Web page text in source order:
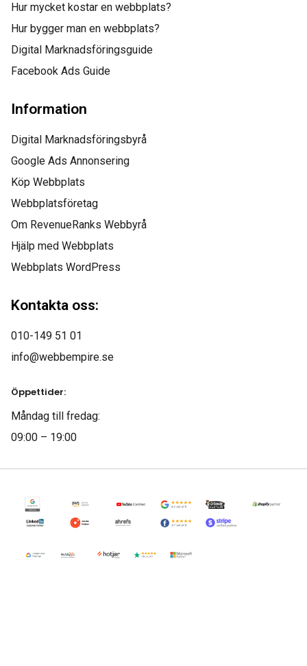
Hur mycket kostar en webbplats?
Hur bygger man en webbplats?
Digital Marknadsföringsguide
Facebook Ads Guide
Information
Digital Marknadsföringsbyrå
Google Ads Annonsering
Köp Webbplats
Webbplatsföretag
Om RevenueRanks Webbyrå
Hjälp med Webbplats
Webbplats WordPress
Kontakta oss:
010-149 51 01
info@webbempire.se
Öppettider:
Måndag till fredag:
09:00 – 19:00